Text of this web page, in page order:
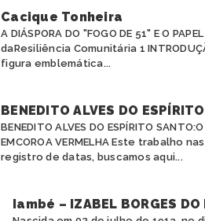
Cacique Tonheira
A DIÁSPORA DO "FOGO DE 51" E O
daResiliência Comunitária 1
figura emblemática...
BENEDITO ALVES DO
BENEDITO ALVES DO ESPÍRITO
EMCOROA VERMELHA Este trabalho
registro de datas, buscamos aqui...
Iambé – IZABEL BORGES DO